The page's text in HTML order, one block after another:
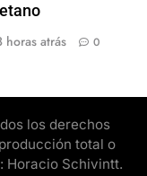
horas atrás 0
los derechos
total o
Horacio Schivintt.